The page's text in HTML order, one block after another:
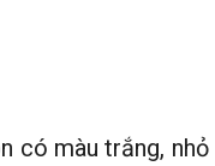
có màu trắng,